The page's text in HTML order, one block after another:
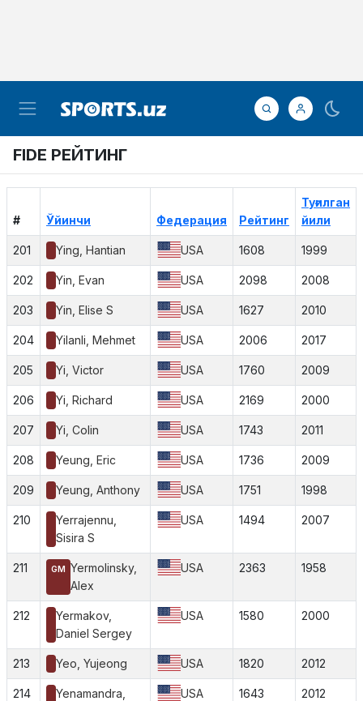
FIDE РЕЙТИНГ
# Ўйинчи Федерация Рейтинг
Туғилган
йили
201 Ying, Hantian USA 1608 1999
202 Yin, Evan USA 2098 2008
203 Yin, Elise S USA 1627 2010
204 Yilanli, Mehmet USA 2006 2017
205 Yi, Victor USA 1760 2009
206 Yi, Richard USA 2169 2000
207 Yi, Colin USA 1743 2011
208 Yeung, Eric USA 1736 2009
209 Yeung, Anthony USA 1751 1998
210
Yerrajennu,
Sisira S
USA 1494 2007
211 GM Yermolinsky,
Alex
USA 2363 1958
212
Yermakov,
Daniel Sergey
USA 1580 2000
213 Yeo, Yujeong USA 1820 2012
214
Yenamandra,
USA 1643 2012